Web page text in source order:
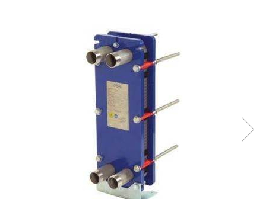
Incalzire in pardoseala
Panouri radiante si incalzitoare cu
Solutii de curatare si tratare
Schimbatoare de caldura
Contoare energie termica
Incalzitoare pe motorina / gaz